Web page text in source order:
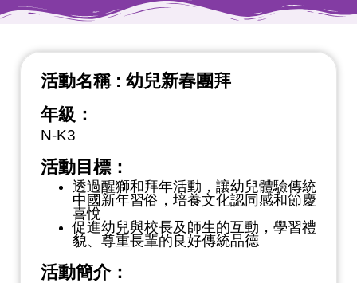
中華文化
與藝術
活動名稱 : 幼兒新春團拜
年級：
N-K3
活動目標：
透過醒獅和拜年活動，讓幼兒體驗傳統
中國新年習俗，培養文化認同感和節慶
喜悅
促進幼兒與校長及師生的互動，學習禮
貌、尊重長輩的良好傳統品德
活動簡介：